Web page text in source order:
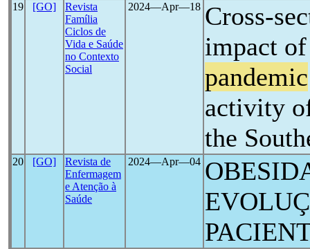
19 [GO]
Revista
Família
Ciclos de
Vida e Saúde
no Contexto
Social
2024―Apr―18 Cross-
impact
pandemic
activity
the
20 [GO]
Revista de
Enfermagem
e Atenção à
Saúde
2024―Apr―04